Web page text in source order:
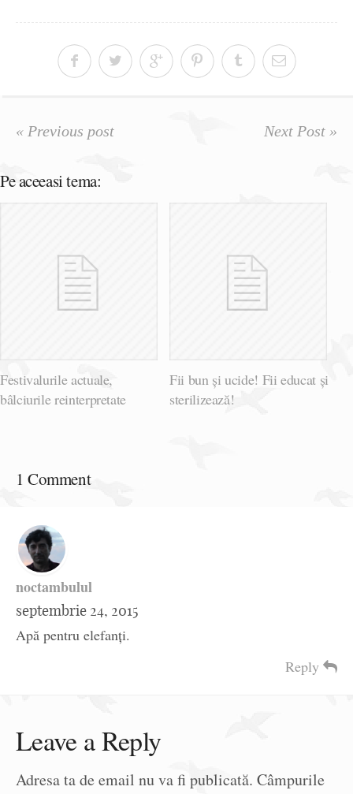
« Previous post Next Post »
Pe aceeasi tema:
Festivalurile actuale,
bâlciurile reinterpretate
Fii bun și ucide! Fii educat și
sterilizează!
1 Comment
noctambulul
septembrie 24, 2015
Apă pentru elefanți.
Reply
Leave a Reply
Adresa ta de email nu va fi publicată. Câmpurile